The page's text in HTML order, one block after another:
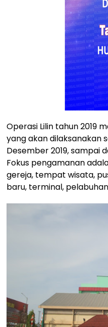
Operasi Lilin tahun 2019
yang akan dilaksanakan
Desember 2019, sampai
Fokus pengamanan
gereja, tempat wisata,
baru, terminal,